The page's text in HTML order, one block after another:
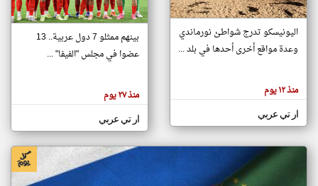
تغيير الدولة
اخبار جزر القمر على مدار الساعة
أهم اخبار جزر القمر العاجلة والمباشرة
هنا عن
وجهة
كاتبيها.
اليونيسكو تدرج شواطئ نورماندي
وعدة مواقع أخرى أحدها في بلد ...
منذ ١٢ يوم
ار تي عربي
بينهم ممثلو 7 دول عربية.. 13
عضوا في مجلس "الفيفا" ...
منذ ٢٧ يوم
ار تي عربي
klyoum.com